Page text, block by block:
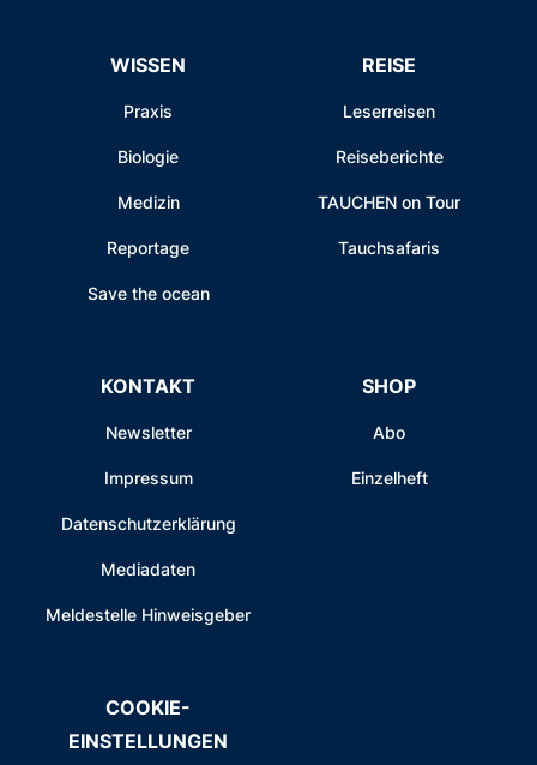
WISSEN
Praxis
Biologie
Medizin
Reportage
Save the ocean
REISE
Leserreisen
Reiseberichte
TAUCHEN on Tour
Tauchsafaris
KONTAKT
Newsletter
Impressum
Datenschutzerklärung
Mediadaten
Meldestelle Hinweisgeber
SHOP
Abo
Einzelheft
COOKIE-
EINSTELLUNGEN